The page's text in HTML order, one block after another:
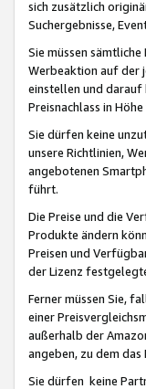
sich zusätzlich
Suchergebnisse,
Sie müssen
Werbeaktion auf der
einstellen und darauf
Preisnachlass in
Sie dürfen keine
unsere Richtlinien,
angebotenen
führt.
Die Preise und die
Produkte ändern
Preisen und
der Lizenz
Ferner müssen Sie,
einer
außerhalb der
angeben, zu dem
Sie dürfen keine